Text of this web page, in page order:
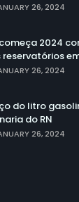
26, 2024
começa 2024
reservatórios
26, 2024
do litro
do RN
26, 2024